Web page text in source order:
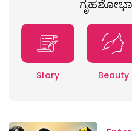
Story Beauty